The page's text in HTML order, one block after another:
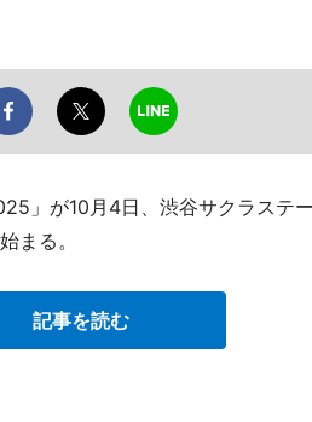
」が10月4日、渋谷サクラステー
まる。
記事を読む